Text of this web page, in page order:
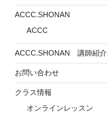
ACCC.SHONAN
ACCC
ACCC.SHONAN 講師紹介
お問い合わせ
クラス情報
オンラインレッスン